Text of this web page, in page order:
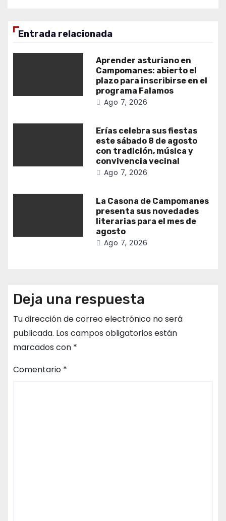
Entrada relacionada
Aprender asturiano en
Campomanes: abierto el
plazo para inscribirse en el
programa Falamos
Ago 7, 2026
Erías celebra sus fiestas
este sábado 8 de agosto
con tradición, música y
convivencia vecinal
Ago 7, 2026
La Casona de Campomanes
presenta sus novedades
literarias para el mes de
agosto
Ago 7, 2026
Deja una respuesta
Tu dirección de correo electrónico no será
publicada. Los campos obligatorios están
marcados con *
Comentario *